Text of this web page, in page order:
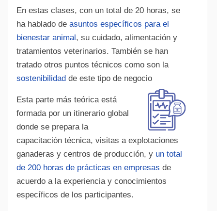
En estas clases, con un total de 20 horas, se
ha hablado de asuntos específicos para el
bienestar animal, su cuidado, alimentación y
tratamientos veterinarios. También se han
tratado otros puntos técnicos como son la
sostenibilidadde este tipo de negocio
Esta parte más teórica está
formada por un itinerario global
donde se prepara la
capacitación técnica, visitas a explotaciones
ganaderas y centros de producción, y un total
de 200 horas de prácticas en empresas de
acuerdo a la experiencia y conocimientos
específicos de los participantes.